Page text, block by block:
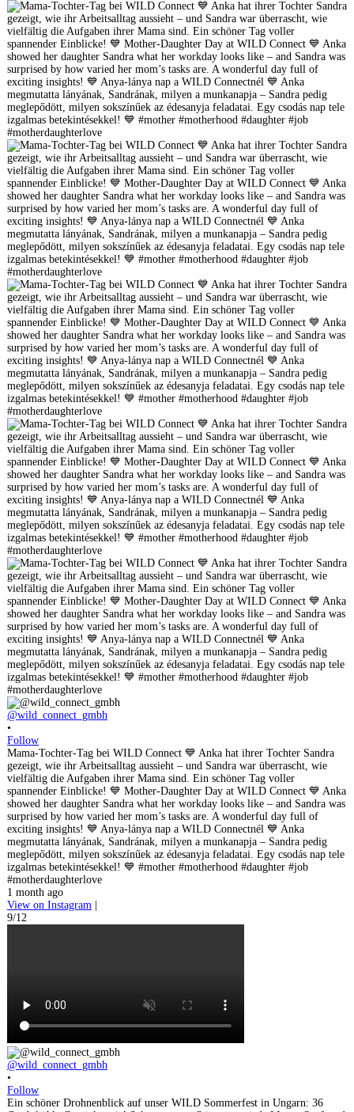
@wild_connect_gmbh
•
Follow
Mama-Tochter-Tag bei WILD Connect 💙 Anka hat ihrer Tochter Sandra
gezeigt, wie ihr Arbeitsalltag aussieht – und Sandra war überrascht, wie
vielfältig die Aufgaben ihrer Mama sind. Ein schöner Tag voller
spannender Einblicke! 💙 Mother-Daughter Day at WILD Connect 💙 Anka
showed her daughter Sandra what her workday looks like – and Sandra was
surprised by how varied her mom’s tasks are. A wonderful day full of
exciting insights! 💙 Anya-lánya nap a WILD Connectnél 💙 Anka
megmutatta lányának, Sandrának, milyen a munkanapja – Sandra pedig
meglepődött, milyen sokszínűek az édesanyja feladatai. Egy csodás nap tele
izgalmas betekintésekkel! 💙 #mother #motherhood #daughter #job
#motherdaughterlove
1 month ago
View on Instagram |
9/12
@wild_connect_gmbh
•
Follow
Ein schöner Drohnenblick auf unser WILD Sommerfest in Ungarn: 36